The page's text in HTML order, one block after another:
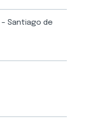
– Santiago de